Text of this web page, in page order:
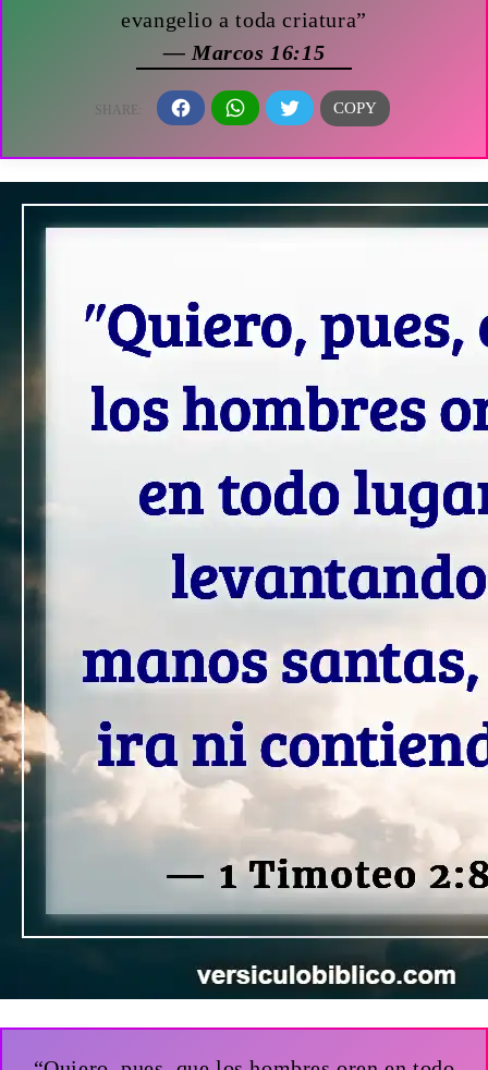
evangelio a toda criatura”
— Marcos 16:15